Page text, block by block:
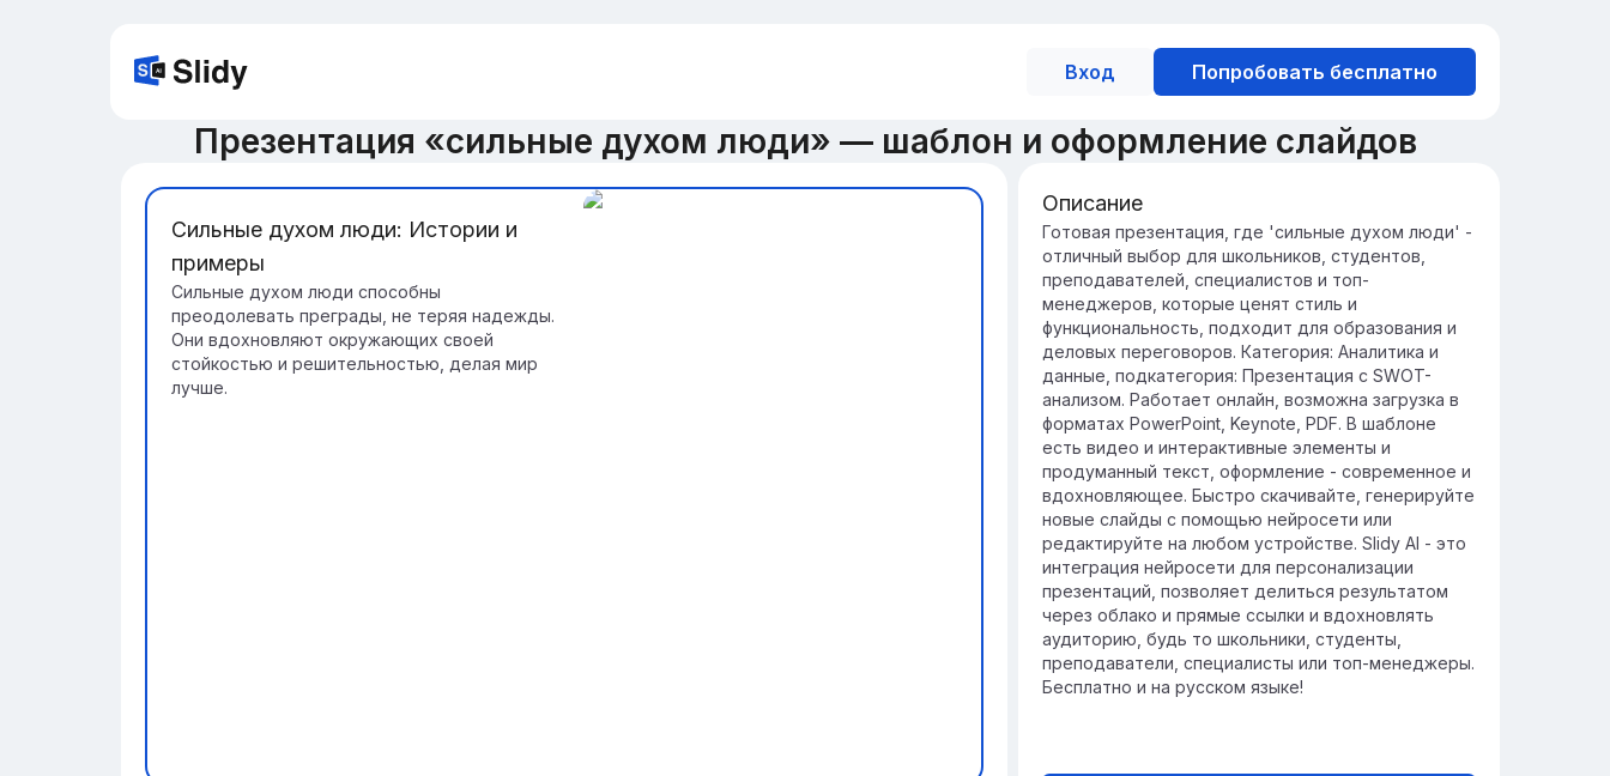
Вход Попробовать бесплатно
Презентация «сильные духом люди» — шаблон и оформление слайдов
Сильные духом люди: Истории и
примеры
Сильные духом люди способны
преодолевать преграды, не теряя надежды.
Они вдохновляют окружающих своей
стойкостью и решительностью, делая мир
лучше.
Введение в силу духа
Сильные духом люди - это те, кто
сохраняют стойкость и оптимизм в любых
жизненных ситуациях, преодолевая
трудности с решимостью и уверенностью.
Они обладают способностью
адаптироваться к изменениям и извлекать
уроки из жизненных испытаний, сохраняя
внутреннюю устойчивость и
целеустремленность.
Описание
Готовая презентация, где 'сильные духом люди' -
отличный выбор для школьников, студентов,
преподавателей, специалистов и топ-
менеджеров, которые ценят стиль и
функциональность, подходит для образования и
деловых переговоров. Категория: Аналитика и
данные, подкатегория: Презентация с SWOT-
анализом. Работает онлайн, возможна загрузка в
форматах PowerPoint, Keynote, PDF. В шаблоне
есть видео и интерактивные элементы и
продуманный текст, оформление - современное и
вдохновляющее. Быстро скачивайте, генерируйте
новые слайды с помощью нейросети или
редактируйте на любом устройстве. Slidy AI - это
интеграция нейросети для персонализации
презентаций, позволяет делиться результатом
через облако и прямые ссылки и вдохновлять
аудиторию, будь то школьники, студенты,
преподаватели, специалисты или топ-менеджеры.
Бесплатно и на русском языке!